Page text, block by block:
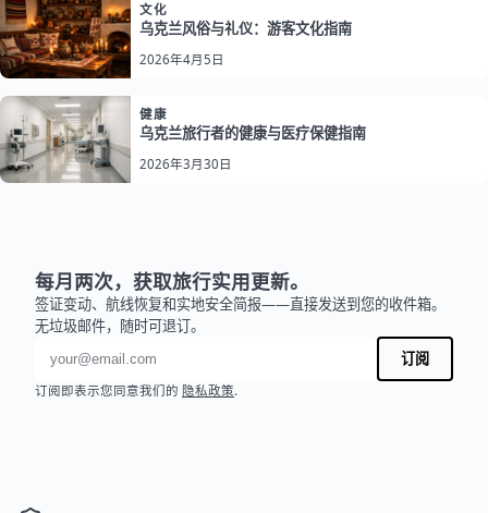
文化
乌克兰风俗与礼仪：游客文化指南
2026年4月5日
健康
乌克兰旅行者的健康与医疗保健指南
2026年3月30日
每月两次，获取旅行实用更新。
签证变动、航线恢复和实地安全简报——直接发送到您的收件箱。
无垃圾邮件，随时可退订。
电子邮件地址
订阅
订阅即表示您同意我们的 隐私政策.